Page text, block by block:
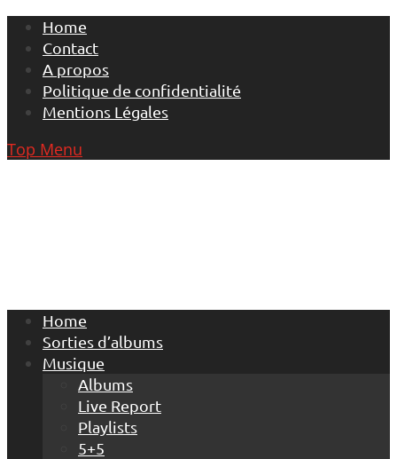
Skip
content
Home
Contact
A propos
Politique de confidentialité
Mentions Légales
Top Menu
Home
Sorties d’albums
Musique
Albums
Live Report
Playlists
5+5